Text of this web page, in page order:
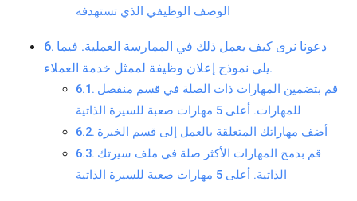
الوصف الوظيفي الذي تستهدفه
دعونا نرى كيف يعمل ذلك في الممارسة العملية. فيما
يلي نموذج إعلان وظيفة لممثل خدمة العملاء.
قم بتضمين المهارات ذات الصلة في قسم منفصل
للمهارات. أعلى 5 مهارات صعبة للسيرة الذاتية
أضف مهاراتك المتعلقة بالعمل إلى قسم الخبرة
قم بدمج المهارات الأكثر صلة في ملف سيرتك
الذاتية. أعلى 5 مهارات صعبة للسيرة الذاتية